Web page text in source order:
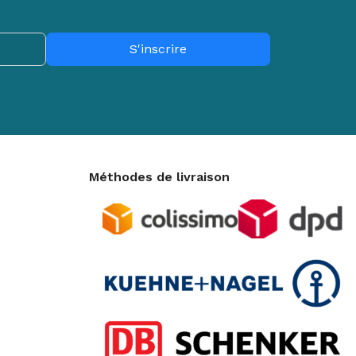
d'appartement
ÊTRE
S'inscrire
Méthodes de livraison